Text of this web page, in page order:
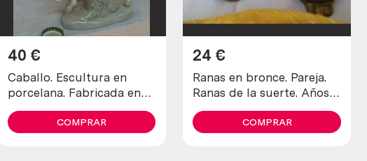
Caballo. Escultura en
porcelana. Fabricada en
España
40 €
COMPRAR
Ranas en bronce. Pareja.
Ranas de la suerte. Años
80. Frogs in bronze.
Couple
24 €
COMPRAR